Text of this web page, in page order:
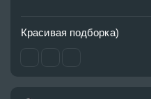
Красивая подборка)